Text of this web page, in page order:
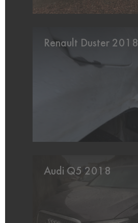
Renault Duster 2018
Audi Q5 2018